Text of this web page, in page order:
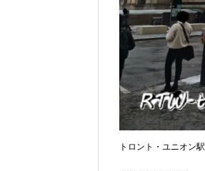
トロント・ユニオン駅